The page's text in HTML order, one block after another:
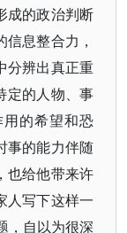
成的政治判断
息整合力，
分辨出真正重
的人物、事
的希望和恐
事的能力伴随
也给他带来许
人写下这样一
，自以为很深